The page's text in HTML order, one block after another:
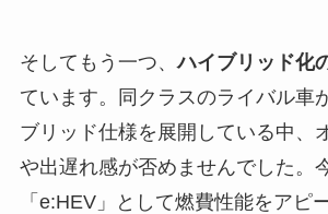
そしてもう一つ、ハイブリッド化
ています。同クラスのライバル車
ブリッド仕様を展開している中、
や出遅れ感が否めませんでした。
「e:HEV」として燃費性能をアピ